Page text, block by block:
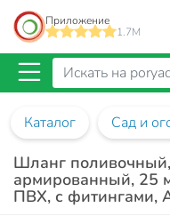
Приложение
1.7M
Каталог Сад и
Шланг
армированный, 25
ПВХ, с фитингами,